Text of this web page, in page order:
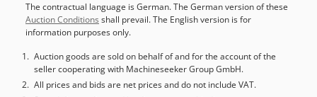
(233 K до 333 K) Позициониране Модел: KUKA DKP400 V2
двуосов позиционер Електрически изолирано опорно чело
Въздушен охладител Модел: Thermo Chiller HRS050-AF-20
ДЕТАЙЛИ ЗА МАШИНАТА Dcedpfjyvzuhjx Aihek
Задвижване Модел: Meltio Engine V2.0 Мощност: 7,5 kW
Честота: 50/60 Hz Пълен товарен ток: 22 A 3Ф + N + PE,
The contractual language is German. The German version of these
Auction Conditions shall prevail. The English version is for
information purposes only.
Auction goods are sold on behalf of and for the account of the
seller cooperating with Machineseeker Group GmbH.
All prices and bids are net prices and do not include VAT.